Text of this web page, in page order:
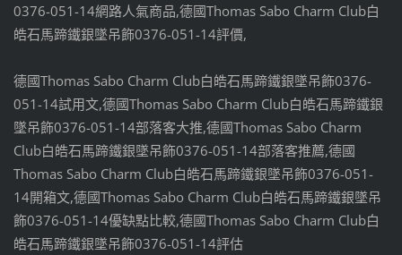
0376-051-14網路人氣商品,德國Thomas Sabo Charm Club白
皓石馬蹄鐵銀墜吊飾0376-051-14評價,
德國Thomas Sabo Charm Club白皓石馬蹄鐵銀墜吊飾0376-
051-14試用文,德國Thomas Sabo Charm Club白皓石馬蹄鐵銀
墜吊飾0376-051-14部落客大推,德國Thomas Sabo Charm
Club白皓石馬蹄鐵銀墜吊飾0376-051-14部落客推薦,德國
Thomas Sabo Charm Club白皓石馬蹄鐵銀墜吊飾0376-051-
14開箱文,德國Thomas Sabo Charm Club白皓石馬蹄鐵銀墜吊
飾0376-051-14優缺點比較,德國Thomas Sabo Charm Club白
皓石馬蹄鐵銀墜吊飾0376-051-14評估